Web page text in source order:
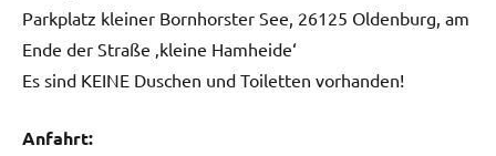
Parkplatz kleiner Bornhorster See, 26125 Oldenburg, am
Ende der Straße ‚kleine Hamheide‘
Es sind KEINE Duschen und Toiletten vorhanden!
Anfahrt: